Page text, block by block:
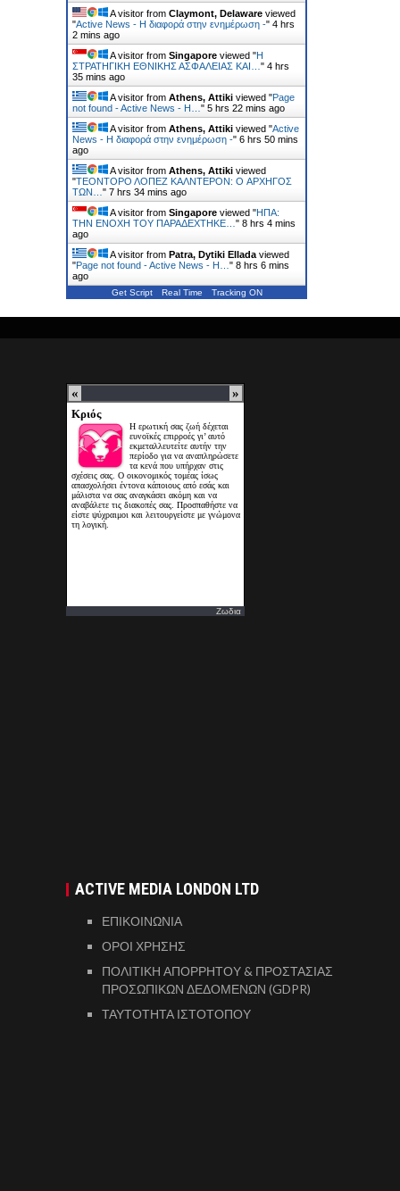
A visitor from Claymont, Delaware viewed
"Active News - Η διαφορά στην ενημέρωση -" 4 hrs
2 mins ago
A visitor from Singapore viewed "Η
ΣΤΡΑΤΗΓΙΚΗ ΕΘΝΙΚΗΣ ΑΣΦΑΛΕΙΑΣ ΚΑΙ…" 4 hrs
35 mins ago
A visitor from Athens, Attiki viewed "Page
not found - Active News - Η…" 5 hrs 22 mins ago
A visitor from Athens, Attiki viewed "Active
News - Η διαφορά στην ενημέρωση -" 6 hrs 50 mins
ago
A visitor from Athens, Attiki viewed
"ΤΕΟΝΤΟΡΟ ΛΟΠΕΖ ΚΑΛΝΤΕΡΟΝ: O ΑΡΧΗΓΟΣ
ΤΩΝ…" 7 hrs 34 mins ago
A visitor from Singapore viewed "ΗΠΑ:
ΤΗΝ ΕΝΟΧH ΤΟΥ ΠΑΡΑΔEΧΤΗΚΕ…" 8 hrs 4 mins
ago
A visitor from Patra, Dytiki Elladaviewed
"Page not found - Active News - Η…" 8 hrs 6 mins
ago
Get Script Real Time Tracking ON
Ζωδια
ACTIVE MEDIA LONDON LTD
ΕΠΙΚΟΙΝΩΝΙΑ
ΟΡΟΙ ΧΡΗΣΗΣ
ΠΟΛΙΤΙΚΗ ΑΠΟΡΡΗΤΟΥ & ΠΡΟΣΤΑΣΙΑΣ
ΠΡΟΣΩΠΙΚΩΝ ΔΕΔΟΜΕΝΩΝ (GDPR)
ΤΑΥΤΟΤΗΤΑ ΙΣΤΟΤΟΠΟΥ